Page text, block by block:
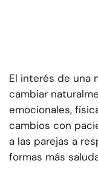
El interés de una
cambiar
emocionales,
cambios con
a las parejas a
formas más